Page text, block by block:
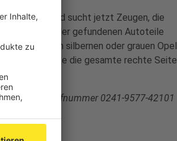
und sucht jetzt Zeugen, die
Aufgrund der gefundenen Autoteile
in einem silbernen oder grauen Opel
Unfall müsste die gesamte rechte Seite
unter der Rufnummer 0241-9577-42101